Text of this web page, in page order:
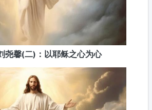
尧馨(二)：以耶稣之心为心